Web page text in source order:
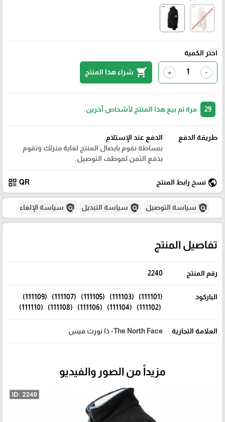
اختر الكمية
-
+
shopping_cart شراء هذا المنتج
مرة تم بيع هذا المنتج لأشخاص آخرين.
طريقة الدفع
الدفع عند الإستلام
ببساطة نقوم بايصال المنتج لغاية منزلك وتقوم
بدفع الثمن لموظف التوصيل.
public نسخ رابط المنتج QR
qr_code
policy سياسة التوصيل policy سياسة التبديل policy سياسة الإلغاء
تفاصيل المنتج
رقم المنتج 2240
الباركود
(111101) (111103) (111105) (111107) (111109)
(111102) (111104) (111106) (111108) (111110)
العلامة التجارية The North Face- ذا نورث فيس
مزيداً من الصور والفيديو